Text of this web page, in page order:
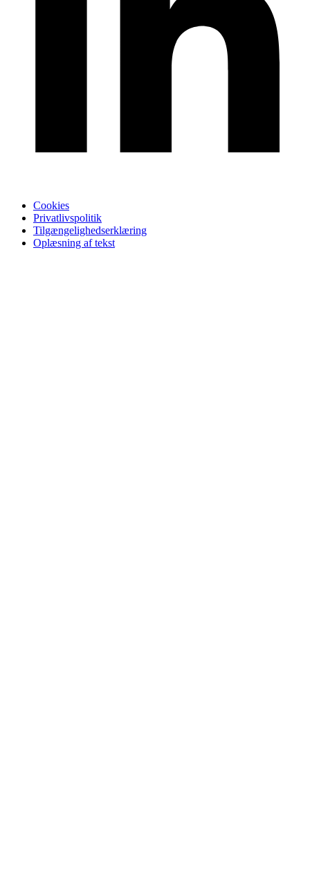
Cookies
Privatlivspolitik
Tilgængelighedserklæring
Oplæsning af tekst